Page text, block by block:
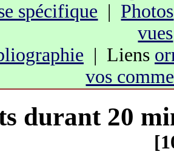
spécifique | Photos
vues
| Liens
vos
durant 20